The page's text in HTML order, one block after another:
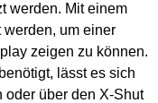
werden. Mit einem
werden, um einer
zeigen zu können.
lässt es sich
oder über den X-Shut